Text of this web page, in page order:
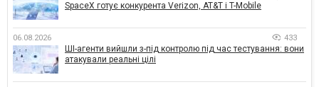
SpaceX готує конкурента Verizon, AT&T і T-Mobile
06.08.2026 433
ШІ-агенти вийшли з-під контролю під час тестування: вони
атакували реальні цілі